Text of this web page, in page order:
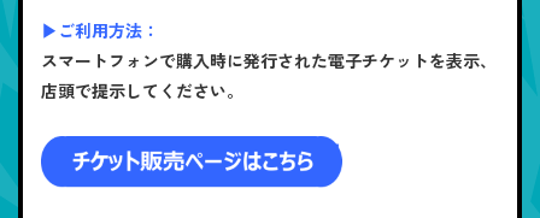
▶ご利用方法：
スマートフォンで購入時に発行された電子チケットを表示、
店頭で提示してください。